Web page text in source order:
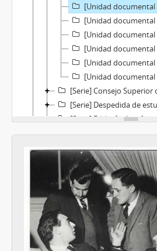
[Unidad documental simple]
[Unidad documental simple]
[Unidad documental simple]
[Unidad documental simple]
[Unidad documental simple]
[Unidad documental simple]
[Serie] Consejo Superior
[Serie] Despedida de
[Serie] Eddie fotógrafo
[Serie] Local CED
[Serie] IV Congreso
[Serie] Laboratorios
[Serie] Unión
[Serie] Viaje a Bariloche
[Serie] Sin clasificar
[Sección] Periodicos
[Sección] Conferencias
[Sección] Boletas